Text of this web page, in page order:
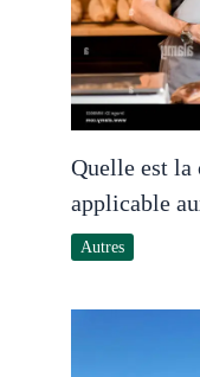
Quelle est
applicable
Autres